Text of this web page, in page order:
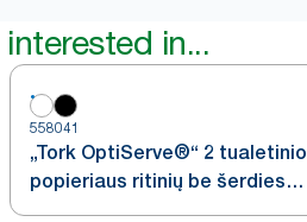
in...
558041
„Tork OptiServe®“ 2 tualetinio
popieriaus ritinių be šerdies
dozatorius